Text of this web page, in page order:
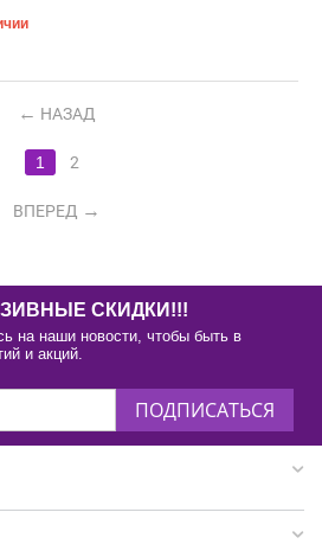
НАЗАД
1 2
ВПЕРЕД
СКИДКИ!!!
на наши новости, чтобы быть в
и акций.
ПОДПИСАТЬСЯ